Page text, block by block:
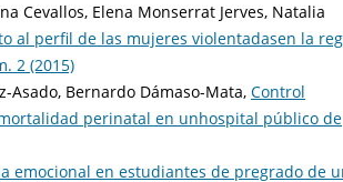
Cevallos, Elena Monserrat Jerves, Natalia
al perfil de las mujeres violentadasen la
2 (2015)
Asado, Bernardo Dámaso-Mata, Control
perinatal en unhospital público de
emocional en estudiantes de pregrado de